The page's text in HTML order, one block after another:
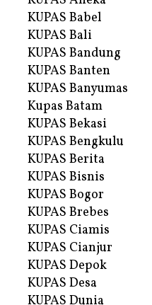
KUPAS Babel
KUPAS Bali
KUPAS Bandung
KUPAS Banten
KUPAS Banyumas
Kupas Batam
KUPAS Bekasi
KUPAS Bengkulu
KUPAS Berita
KUPAS Bisnis
KUPAS Bogor
KUPAS Brebes
KUPAS Ciamis
KUPAS Cianjur
KUPAS Depok
KUPAS Desa
KUPAS Dunia